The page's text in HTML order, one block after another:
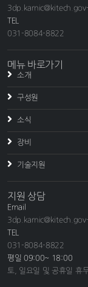
TEL
031-8084-8822
메뉴 바로가기
소개
구성원
소식
장비
기술지원
지원 상담
Email
TEL
031-8084-8822
평일 09:00~ 18:00
토, 일요일 및 공휴일 휴